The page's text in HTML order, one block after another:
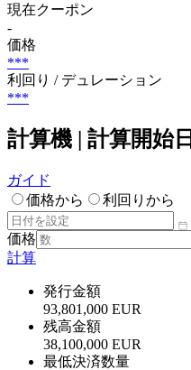
現在クーポン
-
価格
***
利回り / デュレーション
***
計算機 | 計算開始日
ガイド
価格から
利回りから
価格
計算
発行金額
93,801,000 EUR
残高金額
38,100,000 EUR
最低決済数量